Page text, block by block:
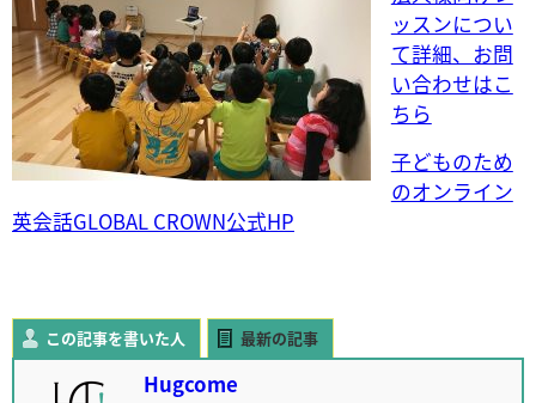
ッスンについ
て詳細、お問
い合わせはこ
ちら
子どものため
のオンライン
英会話GLOBAL CROWN公式HP
この記事を書いた人 最新の記事
Hugcome